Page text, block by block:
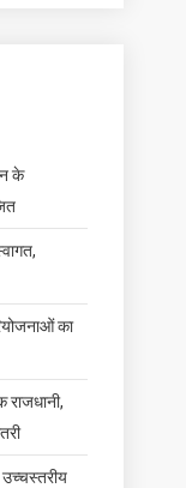
के
का
राजधानी,